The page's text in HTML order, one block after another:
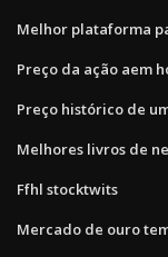
Melhor plataforma
Preço da ação aem
Preço histórico de
Melhores livros de
Ffhl stocktwits
Mercado de ouro